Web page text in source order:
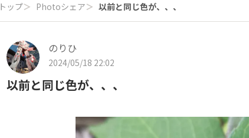
トップ＞ Photoシェア＞ 以前と同じ色が、、、
のりひ
2024/05/18 22:02
以前と同じ色が、、、